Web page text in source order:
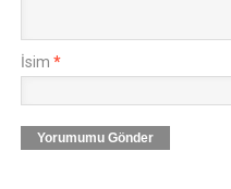
İsim *
Yorumumu Gönder